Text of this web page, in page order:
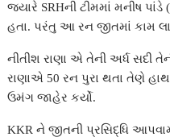
જ્યારે SRHની ટીમમાં મનીષ
હતા. પરંતુ આ રન જીતમાં કામ
નીતીશ રાણા એ તેની અર્ધ સદી
રાણાએ 50 રન પુરા થતા તેણે
ઉમંગ જાહેર કર્યો.
KKR ને જીતની પ્રસિદ્ધિ